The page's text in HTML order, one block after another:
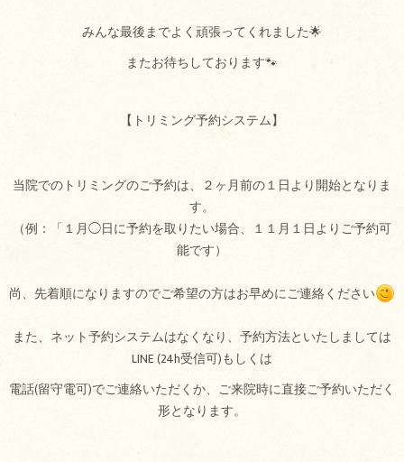
みんな最後までよく頑張ってくれました🌟
またお待ちしております🐾
【トリミング予約システム】
当院でのトリミングのご予約は、２ヶ月前の１日より開始となりま
す。
（例：「１月◯日に予約を取りたい場合、１１月１日よりご予約可
能です）
尚、先着順になりますのでご希望の方はお早めにご連絡ください
また、ネット予約システムはなくなり、予約方法といたしましては
LINE (24h受信可)もしくは
電話(留守電可)でご連絡いただくか、ご来院時に直接ご予約いただく
形となります。